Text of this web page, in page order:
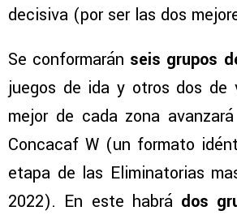
decisiva (por ser las dos
Se conformarán seis grupos
juegos de ida y otros dos de
mejor de cada zona
Concacaf W (un formato
etapa de las Eliminatorias
2022). En este habrá dos